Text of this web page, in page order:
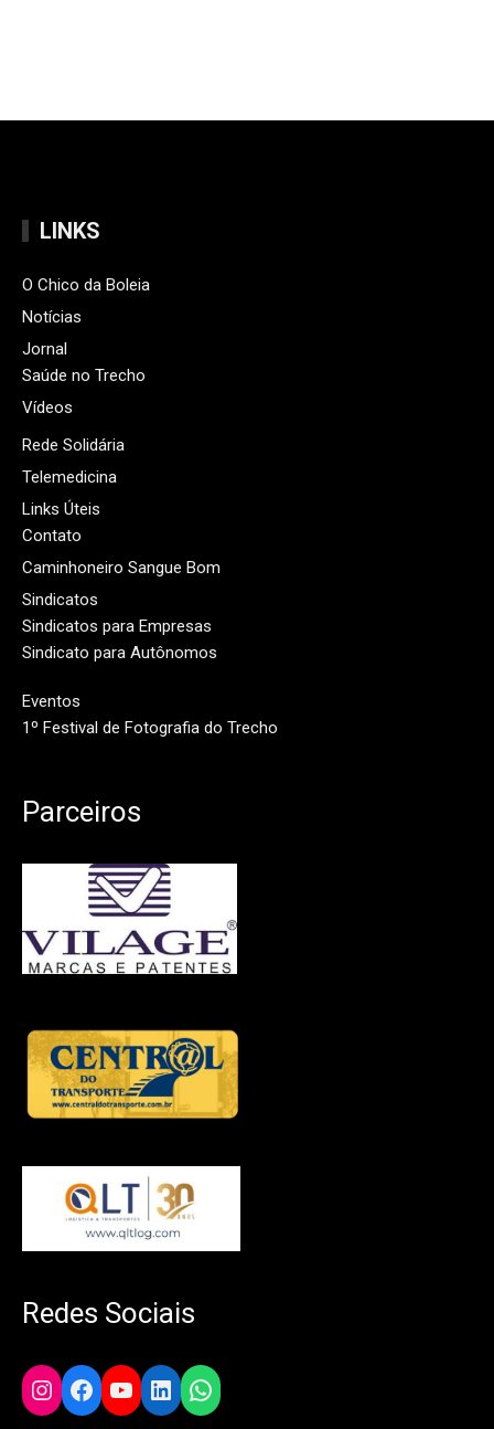
LINKS
O Chico da Boleia
Notícias
Jornal
Saúde no Trecho
Vídeos
Rede Solidária
Telemedicina
Links Úteis
Contato
Caminhoneiro Sangue Bom
Sindicatos
Sindicatos para Empresas
Sindicato para Autônomos
Eventos
1º Festival de Fotografia do Trecho
Parceiros
Redes Sociais
Instagram
Facebook
YouTube
LinkedIn
WhatsApp